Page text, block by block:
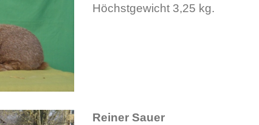
Höchstgewicht 3,25 kg.
Reiner Sauer